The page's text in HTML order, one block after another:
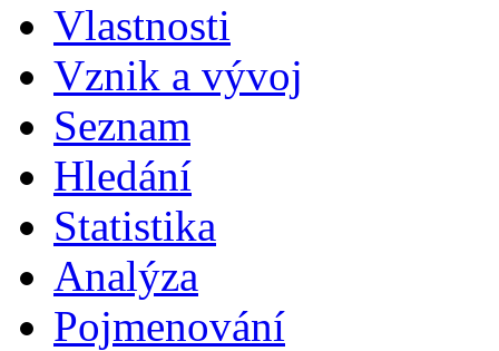
Vlastnosti
Vznik a vývoj
Seznam
Hledání
Statistika
Analýza
Pojmenování